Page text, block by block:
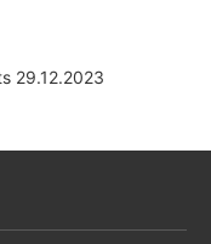
29.12.2023